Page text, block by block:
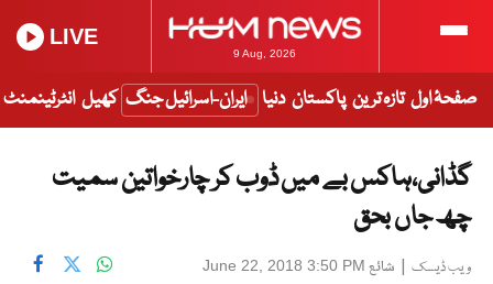
9 Aug, 2026
LIVE
صفحۂ اول تازہ ترین پاکستان دنیا ایران-اسرائیل جنگ کھیل انٹرٹینمنٹ
گڈانی،ہاکس بے میں ڈوب کر چارخواتین سمیت
چھ جاں بحق
ویب ڈیسک | شائع June 22, 2018 3:50 PM